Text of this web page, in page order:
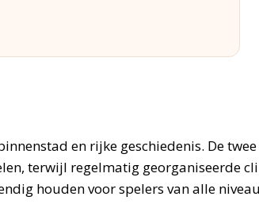
en rijke geschiedenis. De
terwijl regelmatig georganiseerde
houden voor spelers van alle